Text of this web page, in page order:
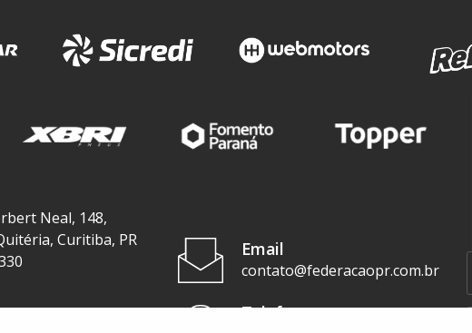
Neal, 148,
Curitiba, PR
Email
contato@federacaopr.com.br
Telefone